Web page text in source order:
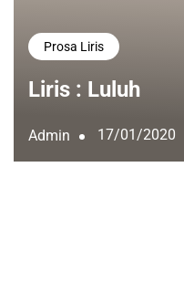
Prosa Liris
Liris : Luluh
Admin 17/01/2020